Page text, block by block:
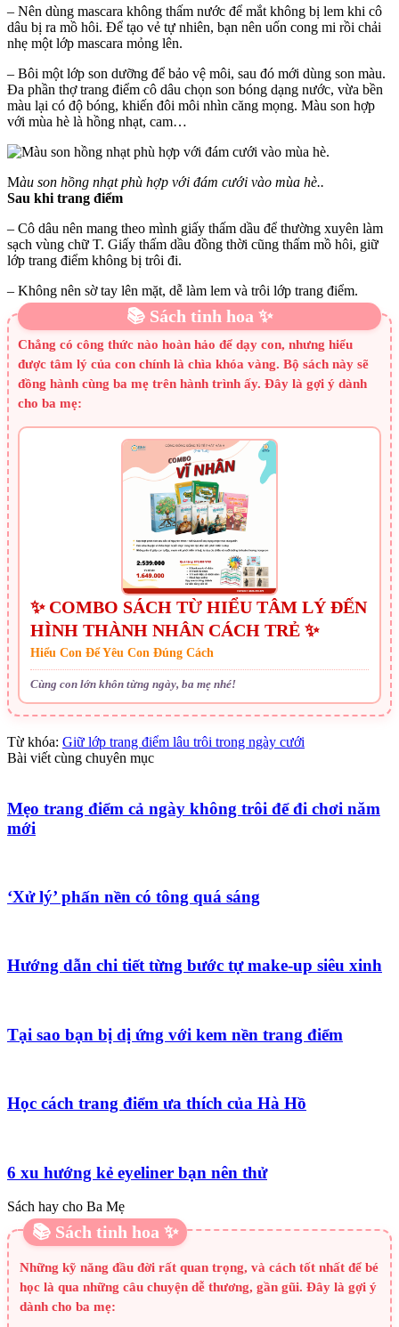
– Nên dùng mascara không thấm nước để mắt không bị lem khi cô
dâu bị ra mồ hôi. Để tạo vẻ tự nhiên, bạn nên uốn cong mi rồi chải
nhẹ một lớp mascara mỏng lên.
– Bôi một lớp son dưỡng để bảo vệ môi, sau đó mới dùng son màu.
Đa phần thợ trang điểm cô dâu chọn son bóng dạng nước, vừa bền
màu lại có độ bóng, khiến đôi môi nhìn căng mọng. Màu son hợp
với mùa hè là hồng nhạt, cam…
Màu son hồng nhạt phù hợp với đám cưới vào mùa hè..
Sau khi trang điểm
– Cô dâu nên mang theo mình giấy thấm dầu để thường xuyên làm
sạch vùng chữ T. Giấy thấm dầu đồng thời cũng thấm mồ hôi, giữ
lớp trang điểm không bị trôi đi.
– Không nên sờ tay lên mặt, dễ làm lem và trôi lớp trang điểm.
📚 Sách tinh hoa ✨
Chẳng có công thức nào hoàn hảo để dạy con, nhưng hiểu
được tâm lý của con chính là chìa khóa vàng. Bộ sách này sẽ
đồng hành cùng ba mẹ trên hành trình ấy. Đây là gợi ý dành
cho ba mẹ:
✨ COMBO SÁCH TỪ HIỂU TÂM LÝ ĐẾN
HÌNH THÀNH NHÂN CÁCH TRẺ ✨
Hiểu Con Để Yêu Con Đúng Cách
Cùng con lớn khôn từng ngày, ba mẹ nhé!
Từ khóa: Giữ lớp trang điểm lâu trôi trong ngày cưới
Bài viết cùng chuyên mục
Mẹo trang điểm cả ngày không trôi để đi chơi năm
mới
‘Xử lý’ phấn nền có tông quá sáng
Hướng dẫn chi tiết từng bước tự make-up siêu xinh
Tại sao bạn bị dị ứng với kem nền trang điểm
Học cách trang điểm ưa thích của Hà Hồ
6 xu hướng kẻ eyeliner bạn nên thử
Sách hay cho Ba Mẹ
📚 Sách tinh hoa ✨
Những kỹ năng đầu đời rất quan trọng, và cách tốt nhất để bé
học là qua những câu chuyện dễ thương, gần gũi. Đây là gợi ý
dành cho ba mẹ: